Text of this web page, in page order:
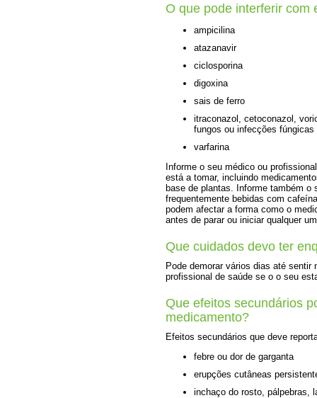
O que pode interferir com
ampicilina
atazanavir
ciclosporina
digoxina
sais de ferro
itraconazol, cetoconazol,
fungos ou infecções fúngicas
varfarina
Informe o seu médico ou
está a tomar, incluindo
base de plantas. Informe também o
frequentemente bebidas com
podem afectar a forma como o
antes de parar ou iniciar qualquer
Que cuidados devo ter
Pode demorar vários dias até
profissional de saúde se o o seu
Que efeitos secundários
medicamento?
Efeitos secundários que deve
febre ou dor de garganta
erupções cutâneas
inchaço do rosto, pálpebras,